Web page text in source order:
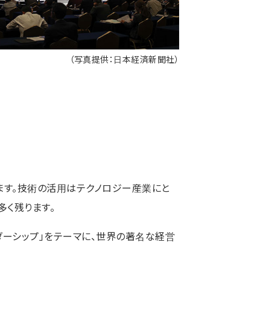
（写真提供：日本経済新聞社）
。技術の活用はテクノロジー産業にと
残ります。
シップ」をテーマに、世界の著名な経営